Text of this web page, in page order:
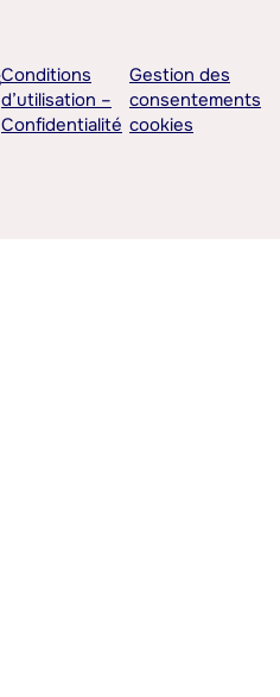
Conditions
d’utilisation –
Confidentialité
Gestion des
consentements
cookies